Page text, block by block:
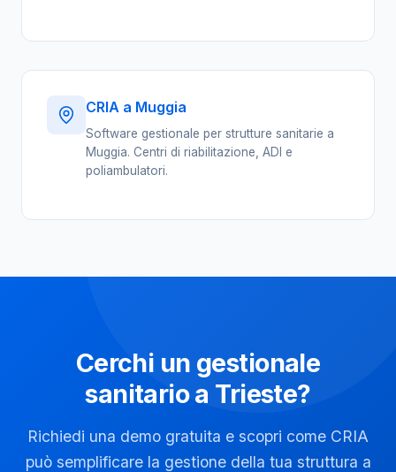
CRIA a Muggia
Software gestionale per strutture sanitarie a
Muggia. Centri di riabilitazione, ADI e
poliambulatori.
Cerchi un gestionale
sanitario a Trieste?
Richiedi una demo gratuita e scopri come CRIA
può semplificare la gestione della tua struttura a